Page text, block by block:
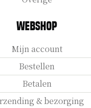
Webshop
Mijn account
Bestellen
Betalen
& bezorging